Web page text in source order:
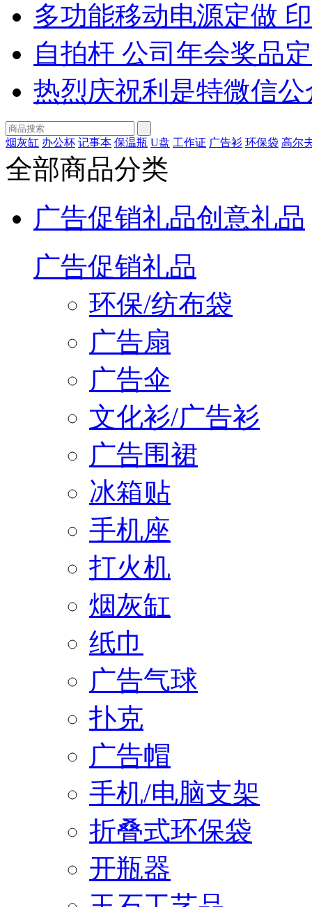
多功能移动电源定做
自拍杆 公司年会奖品
热烈庆祝利是特微信
烟灰缸 办公杯 记事本 保温瓶 U盘 工作证 广告衫 环保袋 高尔
全部商品分类
广告促销礼品创意礼品
广告促销礼品
环保/纺布袋
广告扇
广告伞
文化衫/广告衫
广告围裙
冰箱贴
手机座
打火机
烟灰缸
纸巾
广告气球
扑克
广告帽
手机/电脑支架
折叠式环保袋
开瓶器